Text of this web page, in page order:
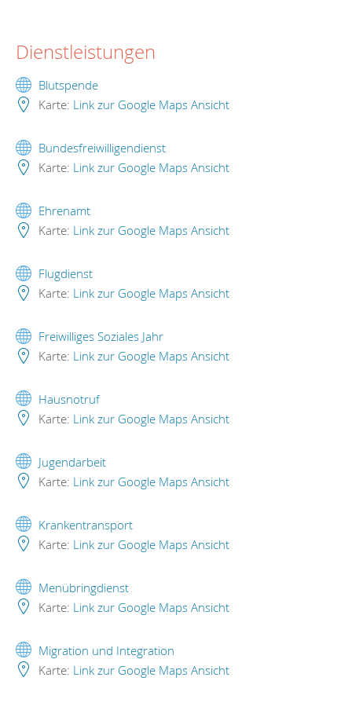
Dienstleistungen
Blutspende
Karte: Link zur Google Maps Ansicht
Bundesfreiwilligendienst
Karte: Link zur Google Maps Ansicht
Ehrenamt
Karte: Link zur Google Maps Ansicht
Flugdienst
Karte: Link zur Google Maps Ansicht
Freiwilliges Soziales Jahr
Karte: Link zur Google Maps Ansicht
Hausnotruf
Karte: Link zur Google Maps Ansicht
Jugendarbeit
Karte: Link zur Google Maps Ansicht
Krankentransport
Karte: Link zur Google Maps Ansicht
Menübringdienst
Karte: Link zur Google Maps Ansicht
Migration und Integration
Karte: Link zur Google Maps Ansicht